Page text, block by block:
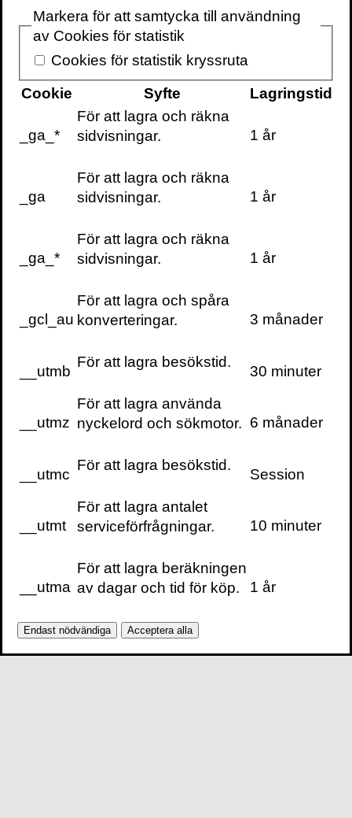
SE-111 27 Stockholm
Sweden
+46(0) 8 702 15 19
Cookieinställningar
Markera för att samtycka till användning
av Cookies för statistik
Cookies för statistik kryssruta
Cookie
Syfte Lagringstid
_ga_*
För att lagra och räkna
sidvisningar.
1 år
_ga
För att lagra och räkna
sidvisningar.
1 år
_ga_*
För att lagra och räkna
sidvisningar.
1 år
_gcl_au
För att lagra och spåra
konverteringar.
3 månader
__utmb
För att lagra besökstid.
30 minuter
__utmz
För att lagra använda
nyckelord och sökmotor. 6 månader
__utmc
För att lagra besökstid.
Session
__utmt
För att lagra antalet
serviceförfrågningar.
10 minuter
__utma
För att lagra beräkningen
av dagar och tid för köp.
1 år
Endast nödvändiga Acceptera alla